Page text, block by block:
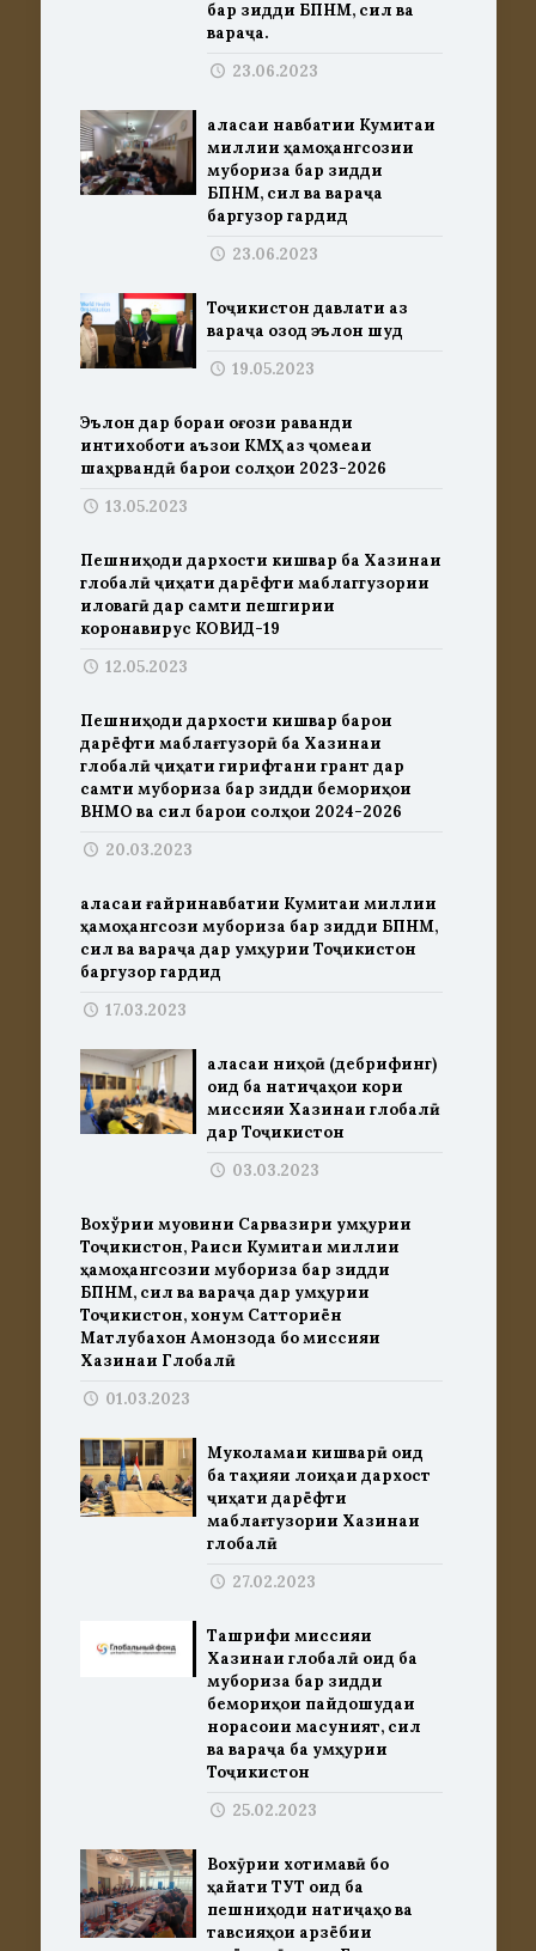
бар зидди БПНМ, сил ва
вараҷа.
23.06.2023
Ҷаласаи навбатии Кумитаи
миллии ҳамоҳангсозии
мубориза бар зидди
БПНМ, сил ва вараҷа
баргузор гардид
23.06.2023
Тоҷикистон давлати аз
вараҷа озод эълон шуд
19.05.2023
Эълон дар бораи оғози раванди
интихоботи аъзои КМҲ аз ҷомеаи
шаҳрвандӣ барои солҳои 2023-2026
13.05.2023
Пешниҳоди дархости кишвар ба Хазинаи
глобалӣ ҷиҳати дарёфти маблаггузории
иловагӣ дар самти пешгирии
коронавирус КОВИД-19
12.05.2023
Пешниҳоди дархости кишвар барои
дарёфти маблағгузорӣ ба Хазинаи
глобалӣ ҷиҳати гирифтани грант дар
самти мубориза бар зидди бемориҳои
ВНМО ва сил барои солҳои 2024-2026
20.03.2023
Ҷаласаи ғайринавбатии Кумитаи миллии
ҳамоҳангсози мубориза бар зидди БПНМ,
сил ва вараҷа дар Ҷумҳурии Тоҷикистон
баргузор гардид
17.03.2023
Ҷаласаи ниҳоӣ (дебрифинг)
оид ба натиҷаҳои кори
миссияи Хазинаи глобалӣ
дар Тоҷикистон
03.03.2023
Вохўрии муовини Сарвазири Ҷумҳурии
Тоҷикистон, Раиси Кумитаи миллии
ҳамоҳангсозии мубориза бар зидди
БПНМ, сил ва вараҷа дар Ҷумҳурии
Тоҷикистон, хонум Сатториён
Матлубахон Амонзода бо миссияи
Хазинаи Глобалӣ
01.03.2023
Муколамаи кишварӣ оид
ба таҳияи лоиҳаи дархост
ҷиҳати дарёфти
маблағгузории Хазинаи
глобалӣ
27.02.2023
Ташрифи миссияи
Хазинаи глобалӣ оид ба
мубориза бар зидди
бемориҳои пайдошудаи
норасоии масуният, сил
ва вараҷа ба Ҷумҳурии
Тоҷикистон
25.02.2023
Вохӯрии хотимавӣ бо
ҳайати ТУТ оид ба
пешниҳоди натиҷаҳо ва
тавсияҳои арзёбии